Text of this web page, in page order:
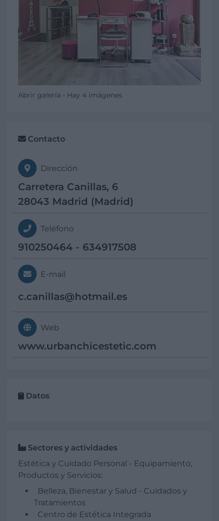
Abrir galería - Hay 4 imágenes
Contacto
Dirección
Carretera Canillas, 6
28043 Madrid (Madrid)
Teléfono
910250464 - 634917508
E-mail
c.canillas@hotmail.es
Web
www.urbanchicestetic.com
Datos
Sectores y actividades
Estética y Cuidado Personal - Equipamiento,
Productos y Servicios:
Belleza, Bienestar y Salud - Cuidados y
Tratamientos
Centro de Estética Integrada